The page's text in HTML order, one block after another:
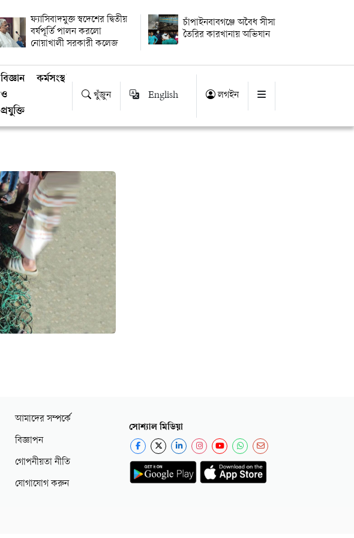
ফ্যাসিবাদমুক্ত স্বদেশের দ্বিতীয়
বর্ষপূর্তি পালন করলো
নোয়াখালী সরকারী কলেজ
চাঁপাইনবাবগঞ্জে অবৈধ সীসা
তৈরির কারখানায় অভিযান
বিজ্ঞান
ও
প্রযুক্তি
কর্মসংস্থান
খুঁজুন English লগইন
আমাদের সম্পর্কে
বিজ্ঞাপন
গোপনীয়তা নীতি
যোগাযোগ করুন
সোশ্যাল মিডিয়া